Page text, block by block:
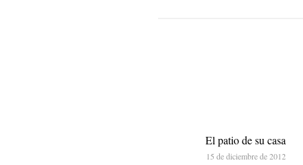
El patio de su casa
15 de diciembre de 2012